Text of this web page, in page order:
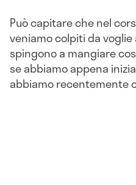
Può capitare che nel
veniamo colpiti da
spingono a mangiare
se abbiamo appena
abbiamo recentemente